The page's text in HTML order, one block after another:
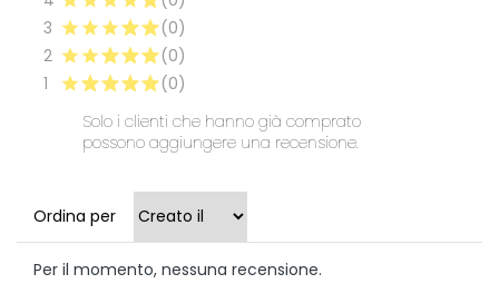
3
(0)
2
(0)
1
(0)
Solo i clienti che hanno già comprato
possono aggiungere una recensione.
Ordina per
Per il momento, nessuna recensione.